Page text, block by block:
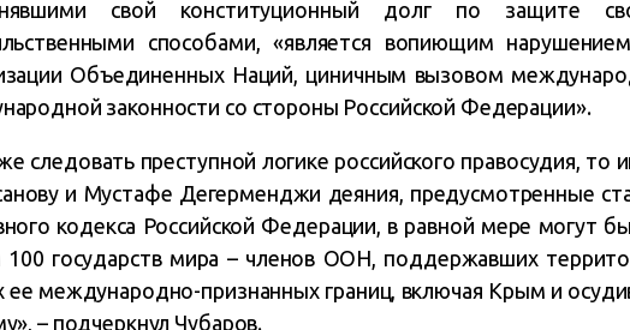
свой конституционный долг по защите
способами, «является вопиющим
Объединенных Наций, циничным вызовом
законности со стороны Российской Федерации».
следовать преступной логике российского правосудия,
и Мустафе Дегерменджи деяния, предусмотренные
кодекса Российской Федерации, в равной мере могут
100 государств мира – членов ООН, поддержавших
ее международно-признанных границ, включая Крым и
– подчеркнул Чубаров.